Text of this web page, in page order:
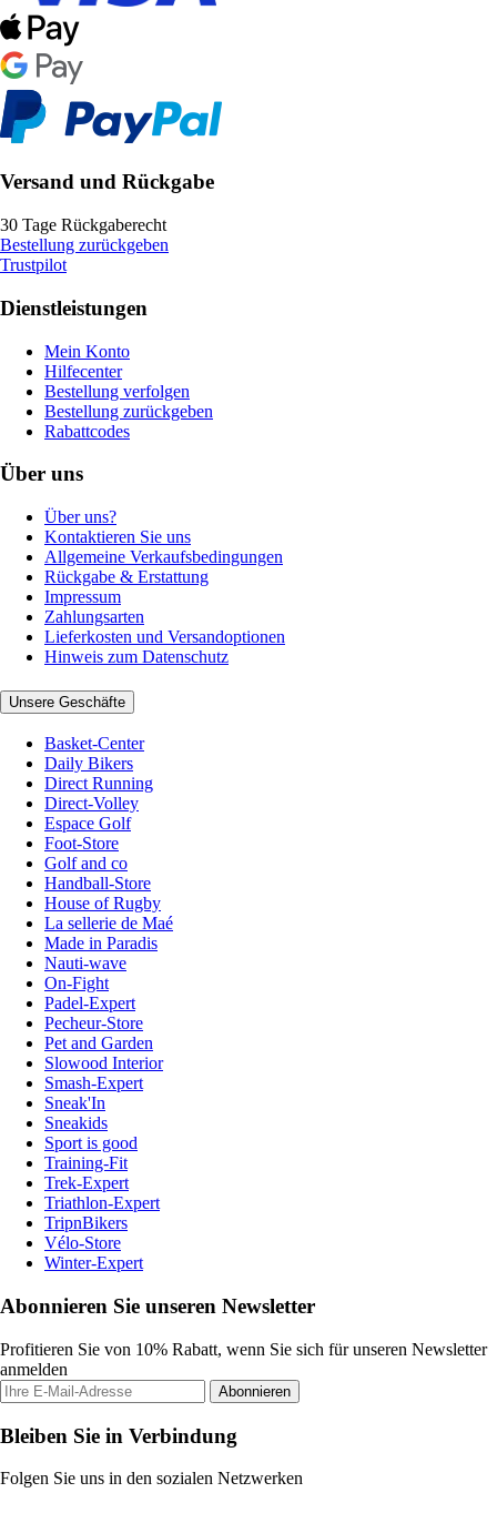
Versand und Rückgabe
30 Tage Rückgaberecht
Bestellung zurückgeben
Trustpilot
Dienstleistungen
Mein Konto
Hilfecenter
Bestellung verfolgen
Bestellung zurückgeben
Rabattcodes
Über uns
Über uns?
Kontaktieren Sie uns
Allgemeine Verkaufsbedingungen
Rückgabe & Erstattung
Impressum
Zahlungsarten
Lieferkosten und Versandoptionen
Hinweis zum Datenschutz
Unsere Geschäfte
Basket-Center
Daily Bikers
Direct Running
Direct-Volley
Espace Golf
Foot-Store
Golf and co
Handball-Store
House of Rugby
La sellerie de Maé
Made in Paradis
Nauti-wave
On-Fight
Padel-Expert
Pecheur-Store
Pet and Garden
Slowood Interior
Smash-Expert
Sneak'In
Sneakids
Sport is good
Training-Fit
Trek-Expert
Triathlon-Expert
TripnBikers
Vélo-Store
Winter-Expert
Abonnieren Sie unseren Newsletter
Profitieren Sie von 10% Rabatt, wenn Sie sich für unseren Newsletter
anmelden
Abonnieren
Bleiben Sie in Verbindung
Folgen Sie uns in den sozialen Netzwerken